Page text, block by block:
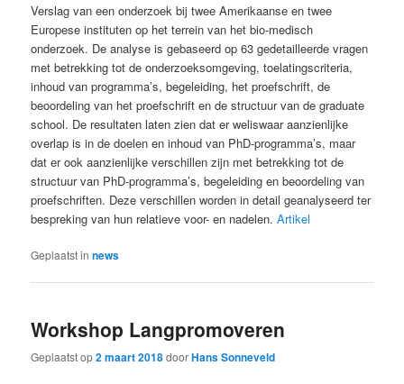
Verslag van een onderzoek bij twee Amerikaanse en twee
Europese instituten op het terrein van het bio-medisch
onderzoek. De analyse is gebaseerd op 63 gedetailleerde vragen
met betrekking tot de onderzoeksomgeving, toelatingscriteria,
inhoud van programma’s, begeleiding, het proefschrift, de
beoordeling van het proefschrift en de structuur van de graduate
school. De resultaten laten zien dat er weliswaar aanzienlijke
overlap is in de doelen en inhoud van PhD-programma’s, maar
dat er ook aanzienlijke verschillen zijn met betrekking tot de
structuur van PhD-programma’s, begeleiding en beoordeling van
proefschriften. Deze verschillen worden in detail geanalyseerd ter
bespreking van hun relatieve voor- en nadelen.Artikel
Geplaatst in news
Workshop Langpromoveren
Geplaatst op2 maart 2018doorHans Sonneveld